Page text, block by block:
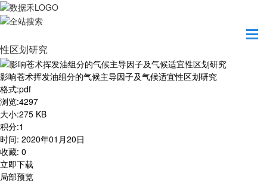
影响苍术挥发油组分的气候主导因子及气候适宜
性区划研究
影响苍术挥发油组分的气候主导因子及气候适宜性区划研究
格式:pdf
浏览:4297
大小:275 KB
积分:1
时间: 2020年01月20日
收藏: 0
立即下载
局部预览